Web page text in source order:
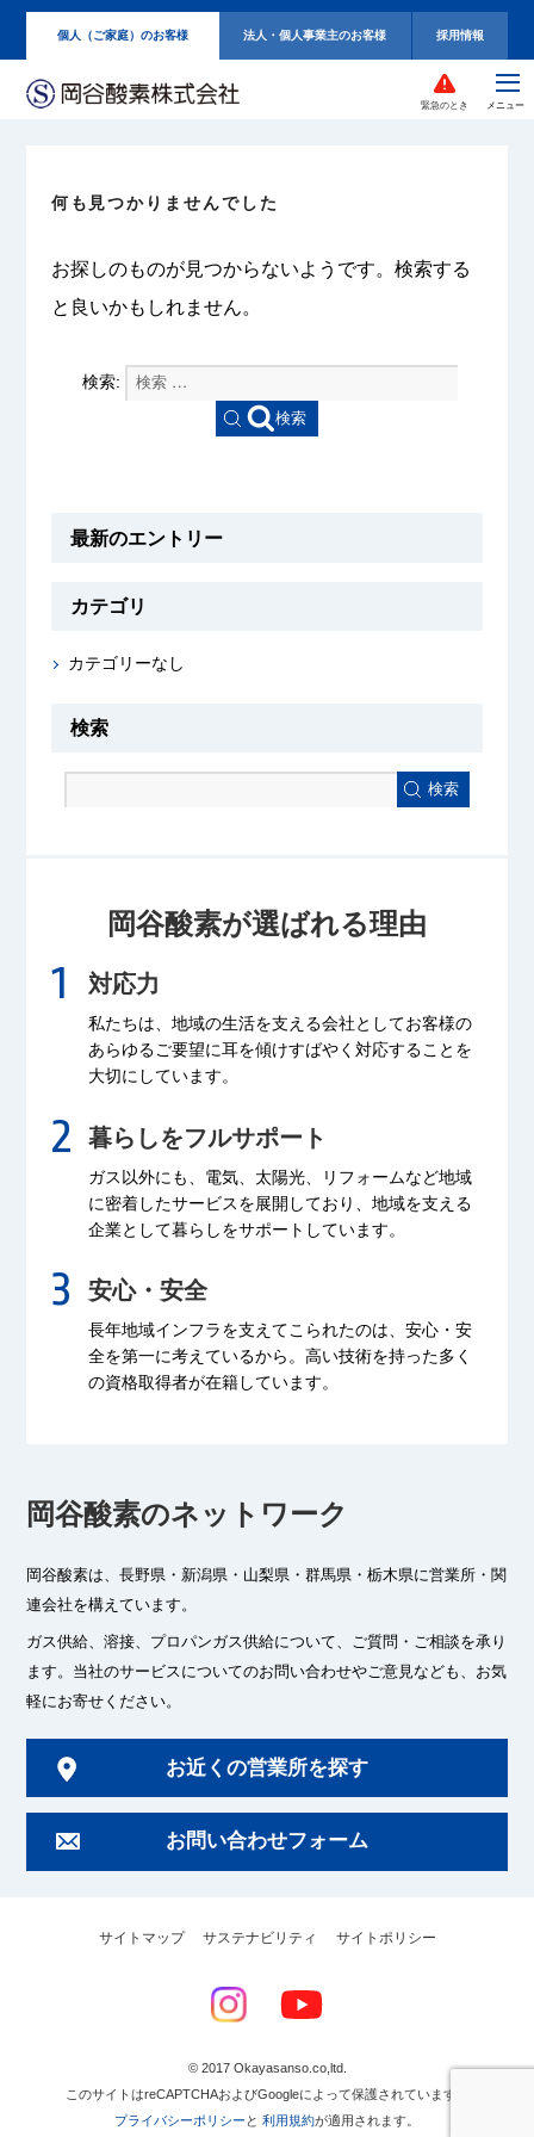
個人（ご家庭）のお客様 法人・個人事業主のお客様 採用情報
緊急のとき
何も見つかりませんでした
お探しのものが見つからないようです。検索する
と良いかもしれません。
検索:
検索
最新のエントリー
カテゴリ
カテゴリーなし
検索
検索
岡谷酸素が選ばれる理由
対応力
私たちは、地域の生活を支える会社としてお客様の
あらゆるご要望に耳を傾けすばやく対応することを
大切にしています。
暮らしをフルサポート
ガス以外にも、電気、太陽光、リフォームなど地域
に密着したサービスを展開しており、地域を支える
企業として暮らしをサポートしています。
安心・安全
長年地域インフラを支えてこられたのは、安心・安
全を第一に考えているから。高い技術を持った多く
の資格取得者が在籍しています。
岡谷酸素のネットワーク
岡谷酸素は、長野県・新潟県・山梨県・群馬県・栃木県に営業所・関
連会社を構えています。
ガス供給、溶接、プロパンガス供給について、ご質問・ご相談を承り
ます。 当社のサービスについてのお問い合わせやご意見なども、お気
軽にお寄せください。
お近くの営業所を探す
お問い合わせフォーム
サイトマップ サステナビリティ サイトポリシー
© 2017 Okayasanso.co,ltd.
このサイトはreCAPTCHAおよびGoogleによって保護されています。
プライバシーポリシー と 利用規約が適用されます。